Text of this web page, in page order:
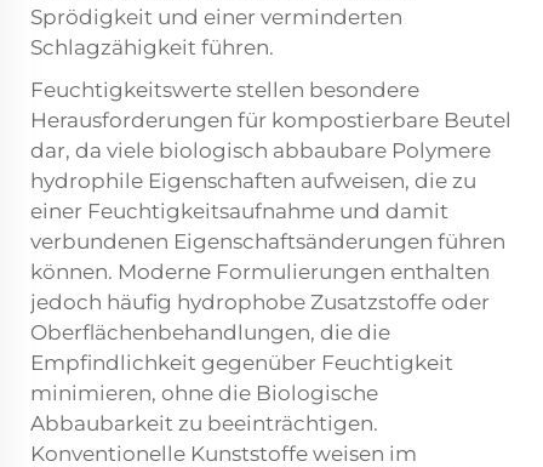
Sprödigkeit und einer verminderten
Schlagzähigkeit führen.
Feuchtigkeitswerte stellen besondere
Herausforderungen für kompostierbare Beutel
dar, da viele biologisch abbaubare Polymere
hydrophile Eigenschaften aufweisen, die zu
einer Feuchtigkeitsaufnahme und damit
verbundenen Eigenschaftsänderungen führen
können. Moderne Formulierungen enthalten
jedoch häufig hydrophobe Zusatzstoffe oder
Oberflächenbehandlungen, die die
Empfindlichkeit gegenüber Feuchtigkeit
minimieren, ohne die Biologische
Abbaubarkeit zu beeinträchtigen.
Konventionelle Kunststoffe weisen im